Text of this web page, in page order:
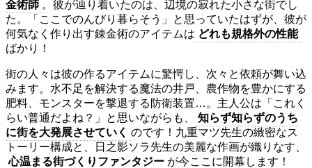
金術師 。彼が辿り着いたのは、辺境の寂れた小さな街でし
た。「ここでのんびり暮らそう」と思っていたはずが、彼が
何気なく作り出す錬金術のアイテムは どれも規格外の性能
ばかり！
街の人々は彼の作るアイテムに驚愕し、次々と依頼が舞い込
みます。水不足を解決する魔法の井戸、農作物を豊かにする
肥料、モンスターを撃退する防衛装置…。主人公は「これく
らい普通だよね？」と思いながらも、
知らず知らずのうち
に街を大発展させていく のです！九重マツ先生の緻密なス
トーリー構成と、日之影ソラ先生の美麗な作画が織りなす、
心温まる街づくりファンタジー が今ここに開幕します！